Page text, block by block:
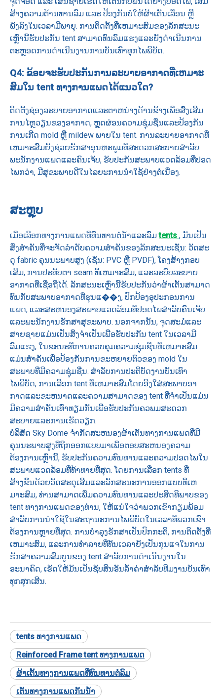
ສ້າງຄວາມຕ້ານທານລົມ ແລະ ປ້ອງກັນບໍ່ໃຫ້ຜ້າເຕັນເລື່ອນ ຫຼື
ພັງລົງໃນເວລາມີພາຍຸ. ການຕິດຕັ້ງທີ່ເຫມາະສົມຂອງລັກສະນະ
ເຫຼົ່ານີ້ຮັບປະກັນ tent ສາມາດທົນລົມແຮງແລະຍັງດໍາເນີນການ
ຕະຫຼອດການດໍາເນີນງານການບັນເທົາທຸກໄພພິບັດ.
Q4: ຂ້ອຍຈະຮັບປະກັນການລະບາຍອາກາດທີ່ເຫມາະ
ສົມໃນ tent ທາງການແພດໄດ້ແນວໃດ?
ຕິດຕັ້ງຊ່ອງລະບາຍອາກາດແລະຕາຫນ່າງດ້ານຂ້າງເພື່ອສົ່ງເສີມ
ການໄຫຼວຽນຂອງອາກາດ, ຫຼຸດຜ່ອນຄວາມຊຸ່ມຊື່ນແລະປ້ອງກັນ
ການເກີດ mold ຫຼື mildew ພາຍໃນ tent. ການລະບາຍອາກາດທີ່
ເຫມາະສົມຍັງຊ່ວຍຮັກສາອຸນຫະພູມທີ່ສະດວກສະບາຍສໍາລັບ
ພະນັກງານແພດແລະຄົນເຈັບ, ຮັບປະກັນສະພາບແວດລ້ອມທີ່ປອດ
ໄພກວ່າ, ມີສຸຂະພາບດີໃນໄລຍະການນໍາໃຊ້ຢ່າງຕໍ່ເນື່ອງ.
ສະຫຼຸບ
ເມື່ອເລືອກທາງການແພດທີ່ທົນທານຕໍ່ນ້ໍາແລະລົມtents , ມັນເປັນ
ສິ່ງສໍາຄັນທີ່ຈະຈັດລໍາດັບຄວາມສໍາຄັນຂອງລັກສະນະເຊັ່ນ: ວັດສະ
ດຸ fabric ຄຸນນະພາບສູງ (ເຊັ່ນ: PVC ຫຼື PVDF), ໂຄງສ້າງກອບ
ເສີມ, ການປະທັບຕາ seam ທີ່ເຫມາະສົມ, ແລະລະບົບລະບາຍ
ອາກາດທີ່ເຊື່ອຖືໄດ້. ລັກສະນະເຫຼົ່ານີ້ຮັບປະກັນວ່າຜ້າເຕັ້ນສາມາດ
ທົນກັບສະພາບອາກາດທີ່ຮຸນແ��ງ, ປົກປ້ອງອຸປະກອນການ
ແພດ, ແລະສະຫນອງສະພາບແວດລ້ອມທີ່ປອດໄພສໍາລັບຄົນເຈັບ
ແລະພະນັກງານຮັກສາສຸຂະພາບ. ນອກຈາກນັ້ນ, ຈຸດສະມໍແລະ
ສາຍຊາຍແມ່ນເປັນສິ່ງຈໍາເປັນເພື່ອຮັບປະກັນ tent ໃນເວລາມີ
ລົມແຮງ, ໃນຂະນະທີ່ການຄວບຄຸມຄວາມຊຸ່ມຊື່ນທີ່ເຫມາະສົມ
ແມ່ນສໍາຄັນເພື່ອປ້ອງກັນການຂະຫຍາຍຕົວຂອງ mold ໃນ
ສະພາບທີ່ມີຄວາມຊຸ່ມຊື່ນ. ສໍາລັບການປະຕິບັດງານບັນເທົາ
ໄພພິບັດ, ການເລືອກ tent ທີ່ເຫມາະສົມໂດຍອີງໃສ່ສະພາບອາ
ກາດແລະຂະຫນາດແລະຄວາມສາມາດຂອງ tent ທີ່ຈໍາເປັນແມ່ນ
ມີຄວາມສໍາຄັນເທົ່າທຽມກັນເພື່ອຮັບປະກັນຄວພມສະດວກ
ສະບາຍແລະການເຮັດວຽກ.
ບໍລິສັດ Sky Dome ຈໍາກັດສະຫນອງຜ້າເຕັນທາງການແພດທີ່ມີ
ຄຸນນະພາບສູງທີ່ຖືກອອກແບບມາເພື່ອຕອບສະຫນອງຄວາມ
ຕ້ອງການເຫຼົ່ານີ້, ຮັບປະກັນຄວາມທົນທານແລະຄວາມປອດໄພໃນ
ສະພາບແວດລ້ອມທີ່ທ້າທາຍທີ່ສຸດ. ໂດຍການເລືອກ tents ທີ່
ສ້າງຂຶ້ນດ້ວຍວັດສະດຸເສີມແລະລັກສະນະການອອກແບບທີ່ເຫ
ມາະສົມ, ທ່ານສາມາດເພີ່ມຄວາມທົນທານແລະປະສິດທິພາບຂອງ
tent ທາງການແພດຂອງທ່ານ, ໃຫ້ແນ່ໃຈວ່າພວກເຂົາກຽມພ້ອມ
ສໍາລັບການນໍາໃຊ້ໃນສະຖານະການໄພພິບັດໃນເວລາທີ່ພວກເຂົາ
ຕ້ອງການຫຼາຍທີ່ສຸດ. ການບໍາລຸງຮັກສາເປັນປົກກະຕິ, ການຕິດຕັ້ງທີ່
ເຫມາະສົມ, ແລະການທໍາລາຍທີ່ທັນເວລາຍັງເປັນກຸນແຈໃນການ
ຮັກສາຄວາມສົມບູນຂອງ tent ສໍາລັບການດໍາເນີນງານໃນ
ອະນາຄົດ, ເຮັດໃຫ້ມັນເປັນຊັບສິນອັນລ້ໍາຄ່າສໍາລັບທີມງານບັນເທົາ
ທຸກສຸກເສີນ.
tents ທາງການແພດ
Reinforced Frame tent ທາງການແພດ
ຜ້າເຕັ້ນທາງການແພດທີ່ທົນທານຕໍ່ລົມ
ເຕັນທາງການແພດກັນນ້ໍາ